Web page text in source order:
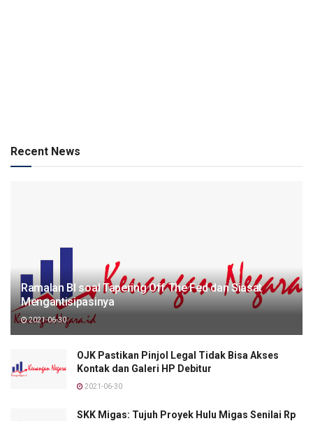
Recent News
Ramalan BI soal Tapering Off The Fed dan Siasat
Mengantisipasinya
2021-06-30
OJK Pastikan Pinjol Legal Tidak Bisa Akses
Kontak dan Galeri HP Debitur
2021-06-30
SKK Migas: Tujuh Proyek Hulu Migas Senilai Rp